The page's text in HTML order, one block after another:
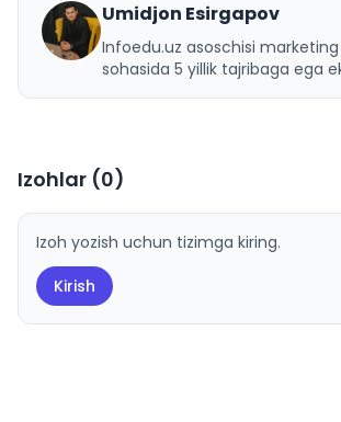
U
Umidjon Esirgapov
Infoedu.uz asoschisi marketing
sohasida 5 yillik tajribaga ega
Izohlar (0)
Izoh yozish uchun tizimga kiring.
Kirish